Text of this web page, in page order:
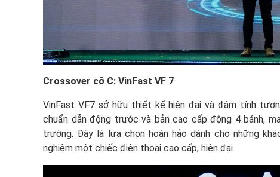
Crossover cỡ C: VinFast VF 7
VinFast VF7 sở hữu thiết kế hiện đại và đậm tính
chuẩn dẫn động trước và bản cao cấp động 4 bánh,
trường. Đây là lựa chọn hoàn hảo dành cho những
nghiệm một chiếc điện thoại cao cấp, hiện đại.